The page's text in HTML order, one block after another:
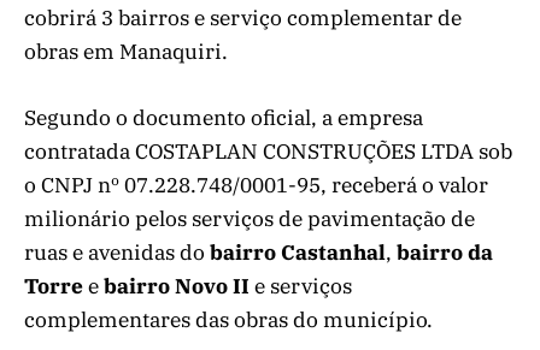
cobrirá 3 bairros e serviço complementar de
obras em Manaquiri.
Segundo o documento oficial, a empresa
contratada COSTAPLAN CONSTRUÇÕES LTDA sob
o CNPJ nº 07.228.748/0001-95, receberá o valor
milionário pelos serviços de pavimentação de
ruas e avenidas do bairro Castanhal, bairro da
Torreebairro Novo II e serviços
complementares das obras do município.